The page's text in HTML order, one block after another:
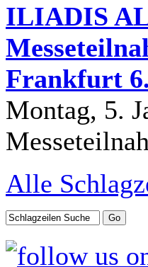
ILIADIS
Frankfurt
Montag, 5.
Alle